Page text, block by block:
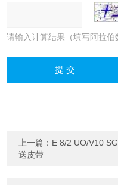
请输入计算结果（填写阿拉
上一篇： E 8/2 UO/V10
送皮带